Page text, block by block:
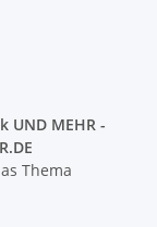
UND MEHR -
Thema